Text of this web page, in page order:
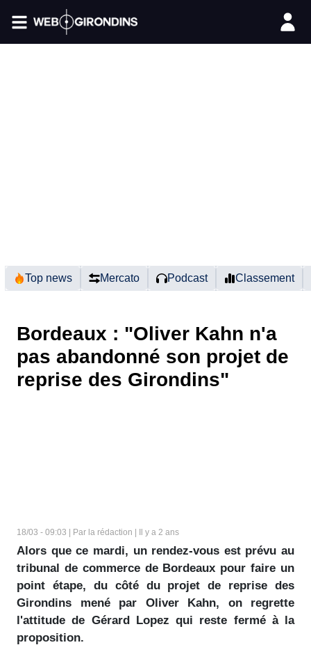
Top news Mercato Podcast Classement
Bordeaux : "Oliver Kahn n'a
pas abandonné son projet de
reprise des Girondins"
18/03 - 09:03 | Par la rédaction | Il y a 2 ans
Alors que ce mardi, un rendez-vous est prévu au
tribunal de commerce de Bordeaux pour faire un
point étape, du côté du projet de reprise des
Girondins mené par Oliver Kahn, on regrette
l'attitude de Gérard Lopez qui reste fermé à la
proposition.